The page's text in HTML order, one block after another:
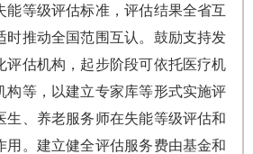
能等级评估标准，评估结果全省互
时推动全国范围互认。鼓励支持发
评估机构，起步阶段可依托医疗机
构等，以建立专家库等形式实施评
生、养老服务师在失能等级评估和
用。建立健全评估服务费由基金和